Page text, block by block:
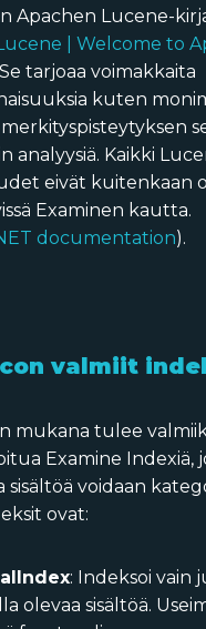
Apachen Lucene-
| Welcome to
tarjoaa voimakkaita
kuten
merkityspisteytyksen
analyysiä. Kaikki
eivät kuitenkaan
Examinen kautta.
documentation).
valmiit
mukana tulee
Examine Indexiä,
sisältöä voidaan
ovat:
: Indeksoi vain
olevaa sisältöä.